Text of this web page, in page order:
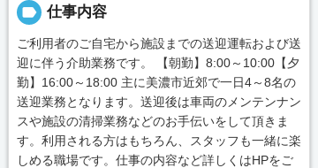
label 仕事内容
ご利用者のご自宅から施設までの送迎運転および送
迎に伴う介助業務です。 【朝勤】8:00～10:00【夕
勤】16:00～18:00 主に美濃市近郊で一日4～8名の
送迎業務となります。送迎後は車両のメンテンナン
スや施設の清掃業務などのお手伝いをして頂きま
す。利用される方はもちろん、スタッフも一緒に楽
しめる職場です。仕事の内容など詳しくはHPをご